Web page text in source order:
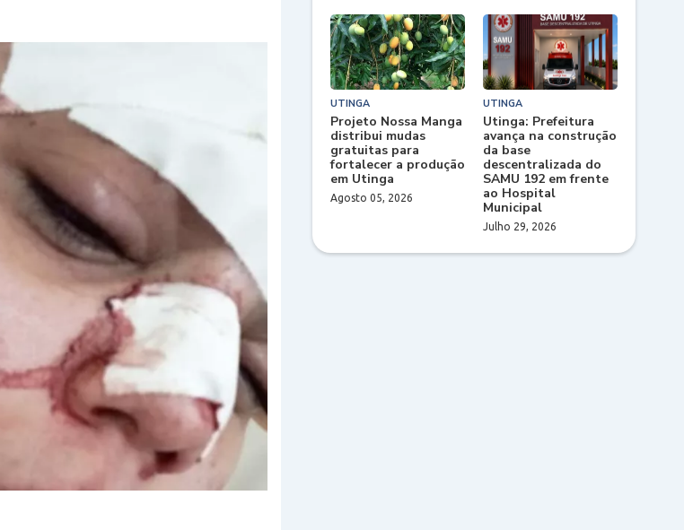
UTINGA
Projeto Nossa Manga
distribui mudas
gratuitas para
fortalecer a produção
em Utinga
Agosto 05, 2026
UTINGA
Utinga: Prefeitura
avança na construção
da base
descentralizada do
SAMU 192 em frente
ao Hospital
Municipal
Julho 29, 2026